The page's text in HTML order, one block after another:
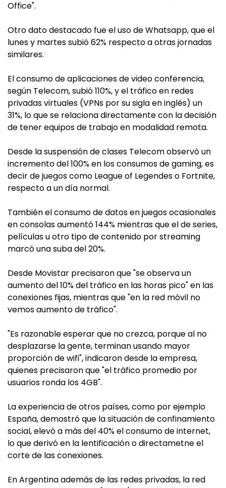
Office".
Otro dato destacado fue el uso de Whatsapp, que el
lunes y martes subió 62% respecto a otras jornadas
similares.
El consumo de aplicaciones de video conferencia,
según Telecom, subió 110%, y el tráfico en redes
privadas virtuales (VPNs por su sigla en inglés) un
31%, lo que se relaciona directamente con la decisión
de tener equipos de trabajo en modalidad remota.
Desde la suspensión de clases Telecom observó un
incremento del 100% en los consumos de gaming, es
decir de juegos como League of Legendes o Fortnite,
respecto a un día normal.
También el consumo de datos en juegos ocasionales
en consolas aumentó 144% mientras que el de series,
películas u otro tipo de contenido por streaming
marcó una suba del 20%.
Desde Movistar precisaron que "se observa un
aumento del 10% del tráfico en las horas pico" en las
conexiones fijas, mientras que "en la red móvil no
vemos aumento de tráfico".
"Es razonable esperar que no crezca, porque al no
desplazarse la gente, terminan usando mayor
proporción de wifi", indicaron desde la empresa,
quienes precisaron que "el tráfico promedio por
usuarios ronda los 4GB".
La experiencia de otros países, como por ejemplo
España, demostró que la situación de confinamiento
social, elevó a más del 40% el consumo de internet,
lo que derivó en la lentificación o directametne el
corte de las conexiones.
En Argentina además de las redes privadas, la red